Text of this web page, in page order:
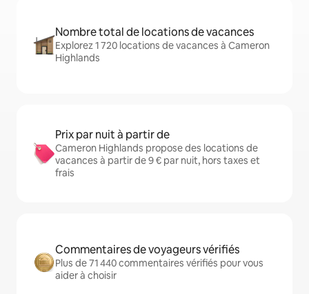
Nombre total de locations de vacances
Explorez 1 720 locations de vacances à Cameron
Highlands
Prix par nuit à partir de
Cameron Highlands propose des locations de
vacances à partir de 9 € par nuit, hors taxes et
frais
Commentaires de voyageurs vérifiés
Plus de 71 440 commentaires vérifiés pour vous
aider à choisir